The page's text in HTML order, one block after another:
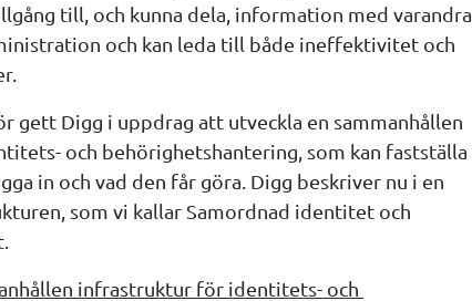
till, och kunna dela, information med varandra.
och kan leda till både ineffektivitet och
gett Digg i uppdrag att utveckla en sammanhållen
och behörighetshantering, som kan fastställa
in och vad den får göra. Digg beskriver nu i en
som vi kallar Samordnad identitet och
infrastruktur för identitets- och